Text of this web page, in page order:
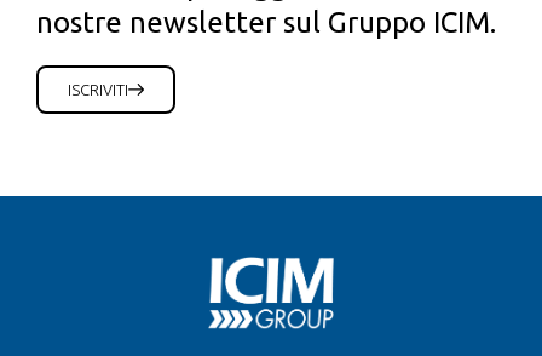
nostre newsletter sul Gruppo ICIM.
ISCRIVITI